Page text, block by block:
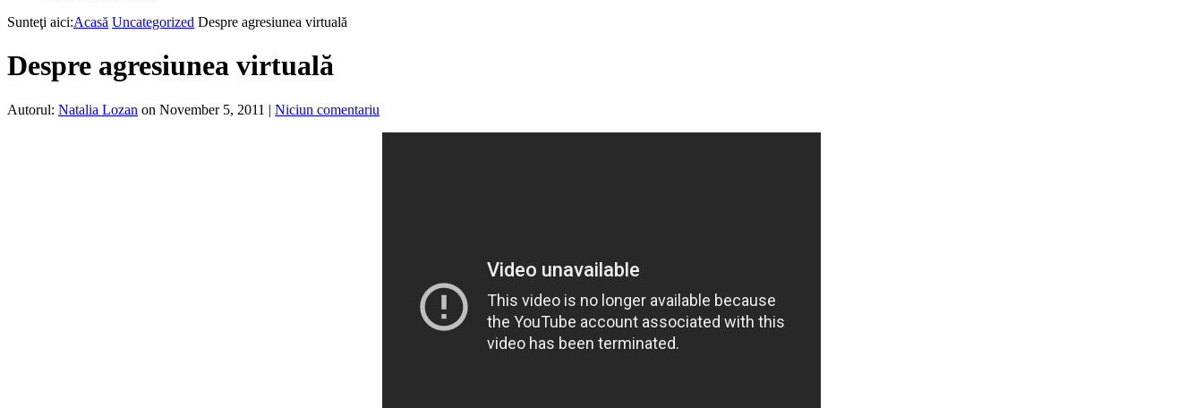
Sunteţi aici:Acasă Uncategorized Despre agresiunea virtuală
Despre agresiunea virtuală
Autorul: Natalia Lozan on November 5, 2011 | Niciun comentariu